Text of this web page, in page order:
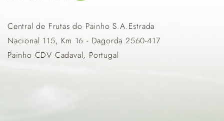
Central de Frutas do Painho S.A.Estrada
Nacional 115, Km 16 - Dagorda 2560-417
Painho CDV Cadaval, Portugal